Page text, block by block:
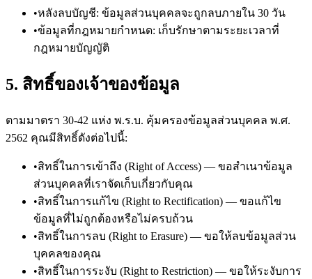
•หลังลบบัญชี: ข้อมูลส่วนบุคคลจะถูกลบภายใน 30 วัน
•ข้อมูลที่กฎหมายกำหนด: เก็บรักษาตามระยะเวลาที่
กฎหมายบัญญัติ
5. สิทธิ์ของเจ้าของข้อมูล
ตามมาตรา 30-42 แห่ง พ.ร.บ. คุ้มครองข้อมูลส่วนบุคคล พ.ศ.
2562 คุณมีสิทธิ์ดังต่อไปนี้:
•สิทธิ์ในการเข้าถึง (Right of Access) — ขอสำเนาข้อมูล
ส่วนบุคคลที่เราจัดเก็บเกี่ยวกับคุณ
•สิทธิ์ในการแก้ไข (Right to Rectification) — ขอแก้ไข
ข้อมูลที่ไม่ถูกต้องหรือไม่ครบถ้วน
•สิทธิ์ในการลบ (Right to Erasure) — ขอให้ลบข้อมูลส่วน
บุคคลของคุณ
•สิทธิ์ในการระงับ (Right to Restriction) — ขอให้ระงับการ